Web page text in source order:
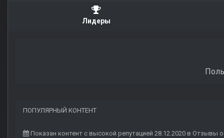
Лидеры
ПОПУЛЯРНЫЙ КОНТЕНТ
Показан контент с высокой репутацией 28.12.2020 в Отзывы